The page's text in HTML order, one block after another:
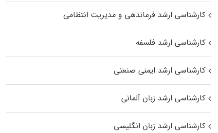
کارشناسی ارشد فرماندهی و مدیریت انتظامی
کارشناسی ارشد فلسفه
کارشناسی ارشد ایمنی صنعتی
کارشناسی ارشد زبان آلمانی
کارشناسی ارشد زبان انگلیسی